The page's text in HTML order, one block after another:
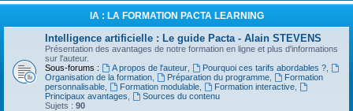
IA : LA FORMATION PACTA LEARNING
Intelligence artificielle : Le guide Pacta - Alain STEVENS
Présentation des avantages de notre formation en ligne et plus d'informations
sur l'auteur.
Sous-forums :
A propos de l'auteur, Pourquoi ces tarifs abordables ?,
Organisation de la formation
Préparation du programme,
Formation
personnalisable
Formation modulable, Formation interactive,
Principaux avantages
Sources du contenu
Sujets : 90